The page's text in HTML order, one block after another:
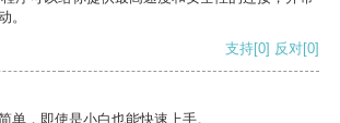
。
支持[0] 反对[0]
单，即使是小白也能快速上手。